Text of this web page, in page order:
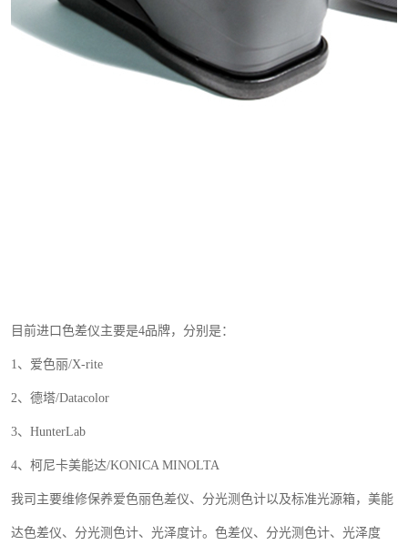
目前进口色差仪主要是4品牌，分别是：
1、爱色丽/X-rite
2、德塔/Datacolor
3、 HunterLab
4、柯尼卡美能达/KONICA MINOLTA
我司主要维修保养爱色丽色差仪、分光测色计以及标准光源箱，美能
达色差仪、分光测色计、光泽度计。色差仪、分光测色计、光泽度